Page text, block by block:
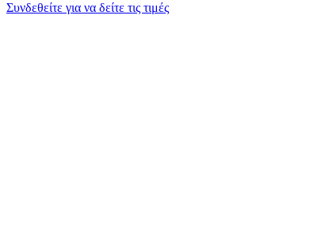
Συνδεθείτε για να δείτε τις τιμές